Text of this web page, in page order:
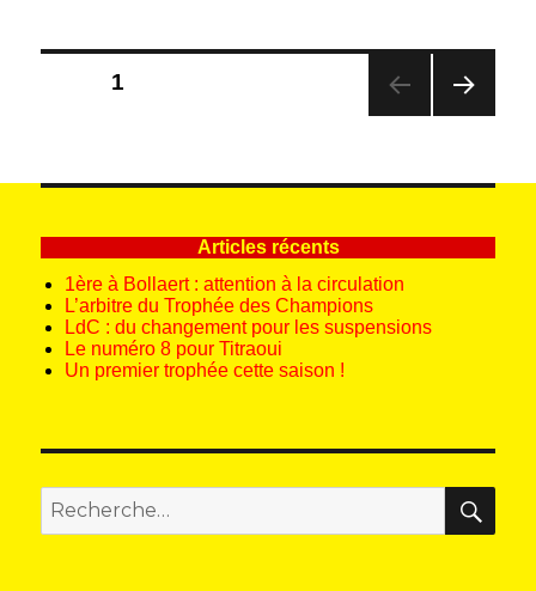
Pagination
1
ANT
Articles récents
1ère à Bollaert : attention à la circulation
L’arbitre du Trophée des Champions
LdC : du changement pour les suspensions
Le numéro 8 pour Titraoui
Un premier trophée cette saison !
Recherche
pour
: